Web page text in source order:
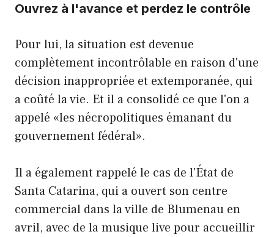
Ouvrez à l'avance et perdez le contrôle
Pour lui, la situation est devenue
complètement incontrôlable en raison d'une
décision inappropriée et extemporanée, qui
a coûté la vie. Et il a consolidé ce que l'on a
appelé «les nécropolitiques émanant du
gouvernement fédéral».
Il a également rappelé le cas de l'État de
Santa Catarina, qui a ouvert son centre
commercial dans la ville de Blumenau en
avril, avec de la musique live pour accueillir